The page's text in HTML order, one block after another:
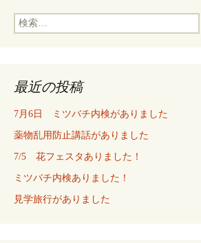
検
索:
最近の投稿
7月6日 ミツバチ内検がありました
薬物乱用防止講話がありました
7/5 花フェスタありました！
ミツバチ内検ありました！
見学旅行がありました